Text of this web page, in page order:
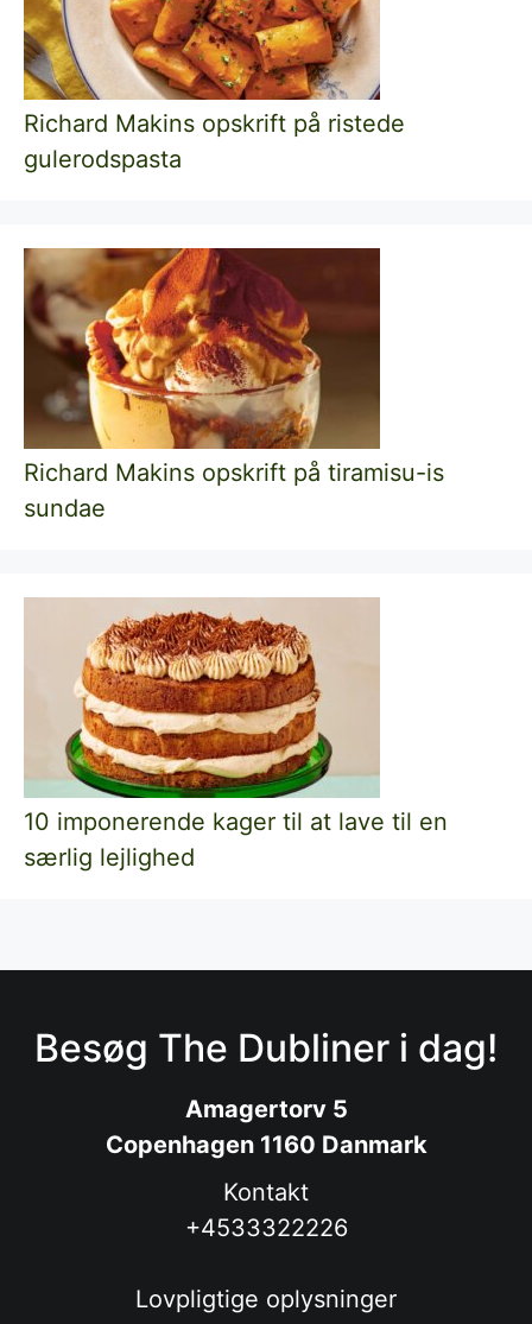
Richard Makins opskrift på ristede
gulerodspasta
Richard Makins opskrift på tiramisu-is
sundae
10 imponerende kager til at lave til en
særlig lejlighed
Besøg The Dubliner i dag!
Amagertorv 5
Copenhagen 1160 Danmark
Kontakt
+4533322226
Lovpligtige oplysninger